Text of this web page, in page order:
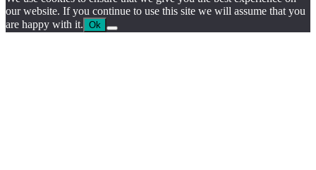
our website. If you continue to use this site we will assume that you
are happy with it. Ok